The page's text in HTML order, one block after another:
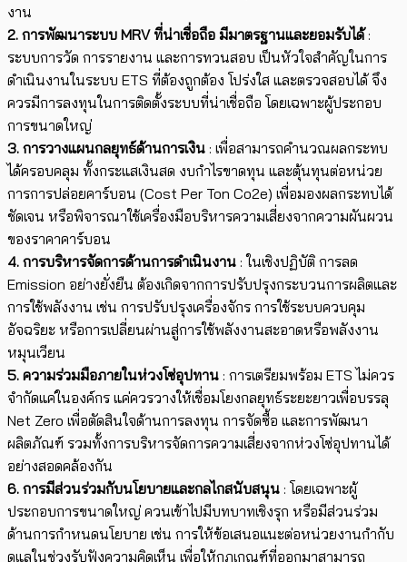
งาน
2. การพัฒนาระบบ MRV ที่น่าเชื่อถือ มีมาตรฐานและยอมรับได้:
ระบบการวัด การรายงาน และการทวนสอบ เป็นหัวใจสำคัญในการ
ดำเนินงานในระบบ ETS ที่ต้องถูกต้อง โปร่งใส และตรวจสอบได้ จึง
ควรมีการลงทุนในการติดตั้งระบบที่น่าเชื่อถือ โดยเฉพาะผู้ประกอบ
การขนาดใหญ่
3. การวางแผนกลยุทธ์ด้านการเงิน : เพื่อสามารถคำนวณผลกระทบ
ได้ครอบคลุม ทั้งกระแสเงินสด งบกำไรขาดทุน และตุ้นทุนต่อหน่วย
การการปล่อยคาร์บอน (Cost Per Ton Co2e) เพื่อมองผลกระทบได้
ชัดเจน หรือพิจารณาใช้เครื่องมือบริหารความเสี่ยงจากความผันผวน
ของราคาคาร์บอน
4. การบริหารจัดการด้านการดำเนินงาน : ในเชิงปฏิบัติ การลด
Emission อย่างยั่งยืน ต้องเกิดจากการปรับปรุงกระบวนการผลิตและ
การใช้พลังงาน เช่น การปรับปรุงเครื่องจักร การใช้ระบบควบคุม
อัจฉริยะ หรือการเปลี่ยนผ่านสู่การใช้พลังงานสะอาดหรือพลังงาน
หมุนเวียน
5. ความร่วมมือภายในห่วงโซ่อุปทาน : การเตรียมพร้อม ETS ไม่ควร
จำกัดแค่ในองค์กร แค่ควรวางให้เชื่อมโยงกลยุทธ์ระยะยาวเพื่อบรรลุ
Net Zero เพื่อตัดสินใจด้านการลงทุน การจัดซื้อ และการพัฒนา
ผลิตภัณฑ์ รวมทั้งการบริหารจัดการความเสี่ยงจากห่วงโซ่อุปทานได้
อย่างสอดคล้องกัน
6. การมีส่วนร่วมกับนโยบายและกลไกสนับสนุน : โดยเฉพาะผู้
ประกอบการขนาดใหญ่ ควนเข้าไปมีบทบาทเชิงรุก หรือมีส่วนร่วม
ด้านการกำหนดนโยบาย เช่น การให้ข้อเสนอแนะต่อหน่วยงานกำกับ
ดูแลในช่วงรับฟังความคิดเห็น เพื่อให้กฎเกณฑ์ที่ออกมาสามารถ